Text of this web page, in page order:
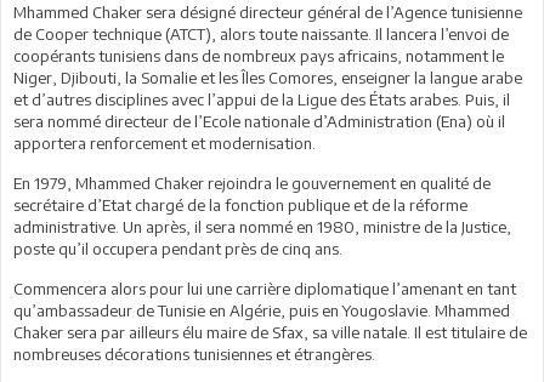
Mhammed Chaker sera désigné directeur général de l’Agence tunisienne
de Cooper technique (ATCT), alors toute naissante. Il lancera l’envoi de
coopérants tunisiens dans de nombreux pays africains, notamment le
Niger, Djibouti, la Somalie et les Îles Comores, enseigner la langue arabe
et d’autres disciplines avec l’appui de la Ligue des États arabes. Puis, il
sera nommé directeur de l’Ecole nationale d’Administration (Ena) où il
apportera renforcement et modernisation.
En 1979, Mhammed Chaker rejoindra le gouvernement en qualité de
secrétaire d’Etat chargé de la fonction publique et de la réforme
administrative. Un après, il sera nommé en 1980, ministre de la Justice,
poste qu’il occupera pendant près de cinq ans.
Commencera alors pour lui une carrière diplomatique l’amenant en tant
qu’ambassadeur de Tunisie en Algérie, puis en Yougoslavie. Mhammed
Chaker sera par ailleurs élu maire de Sfax, sa ville natale. Il est titulaire de
nombreuses décorations tunisiennes et étrangères.